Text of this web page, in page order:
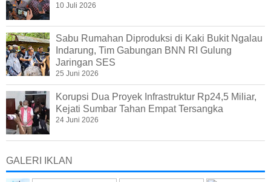
10 Juli 2026
Sabu Rumahan Diproduksi di Kaki Bukit Ngalau
Indarung, Tim Gabungan BNN RI Gulung
Jaringan SES
25 Juni 2026
Korupsi Dua Proyek Infrastruktur Rp24,5 Miliar,
Kejati Sumbar Tahan Empat Tersangka
24 Juni 2026
GALERI IKLAN